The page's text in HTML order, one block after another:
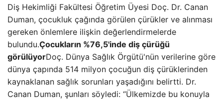
Diş Hekimliği Fakültesi Öğretim Üyesi Doç. Dr. Canan
Duman, çocukluk çağında görülen çürükler ve alınması
gereken önlemlere ilişkin değerlendirmelerde
bulundu.Çocukların %76,5'inde diş çürüğü
görülüyorDoç. Dünya Sağlık Örgütü'nün verilerine göre
dünya çapında 514 milyon çocuğun diş çürüklerinden
kaynaklanan sağlık sorunları yaşadığını belirtti. Dr.
Canan Duman, şunları söyledi: “Ülkemizde bu konuyla